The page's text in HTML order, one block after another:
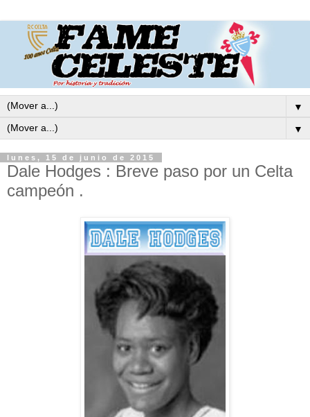
▼
▼
lunes, 15 de junio de 2015
Dale Hodges : Breve paso por un Celta
campeón .